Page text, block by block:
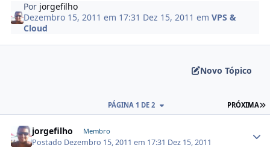
Por jorgefilho
Dezembro 15, 2011 em 17:31 Dez 15, 2011 emVPS &
Cloud
Novo Tópico
PRÓXIMA
PÁGINA 1 DE 2
jorgefilho Membro
Postado Dezembro 15, 2011 em 17:31 Dez 15, 2011